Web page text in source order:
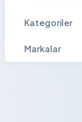
Kategoriler
Markalar